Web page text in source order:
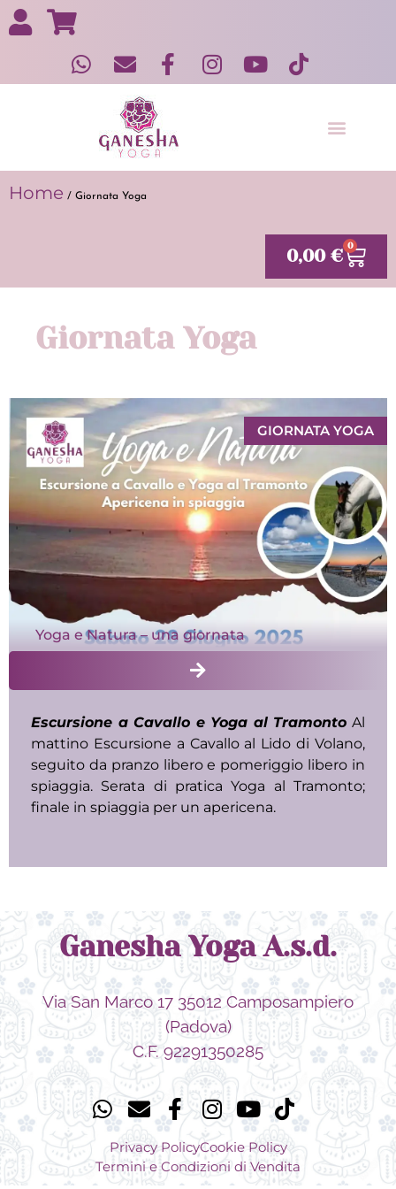
Home / Giornata Yoga
0,00 €
0
Giornata Yoga
GIORNATA YOGA
Yoga e Natura – una giornata
Escursione a Cavallo e Yoga al Tramonto Al
mattino Escursione a Cavallo al Lido di Volano,
seguito da pranzo libero e pomeriggio libero in
spiaggia. Serata di pratica Yoga al Tramonto;
finale in spiaggia per un apericena.
Ganesha Yoga A.s.d.
Via San Marco 17 35012 Camposampiero
(Padova)
C.F. 92291350285
Privacy PolicyCookie Policy
Termini e Condizioni di Vendita